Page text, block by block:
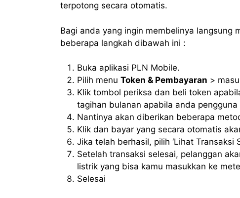
terpotong secara otomatis.
Bagi anda yang ingin membelinya langsung
beberapa langkah dibawah ini :
Buka aplikasi PLN Mobile.
Pilih menu Token & Pembayaran >
Klik tombol periksa dan beli token
tagihan bulanan apabila anda pengguna
Nantinya akan diberikan beberapa
Klik dan bayar yang secara otomatis
Jika telah berhasil, pilih ‘Lihat Transaksi
Setelah transaksi selesai, pelanggan
listrik yang bisa kamu masukkan ke
Selesai